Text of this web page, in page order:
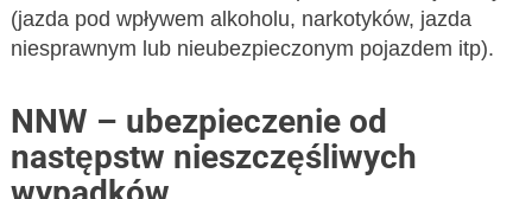
(jazda pod wpływem alkoholu, narkotyków, jazda
niesprawnym lub nieubezpieczonym pojazdem itp).
NNW – ubezpieczenie od
następstw nieszczęśliwych